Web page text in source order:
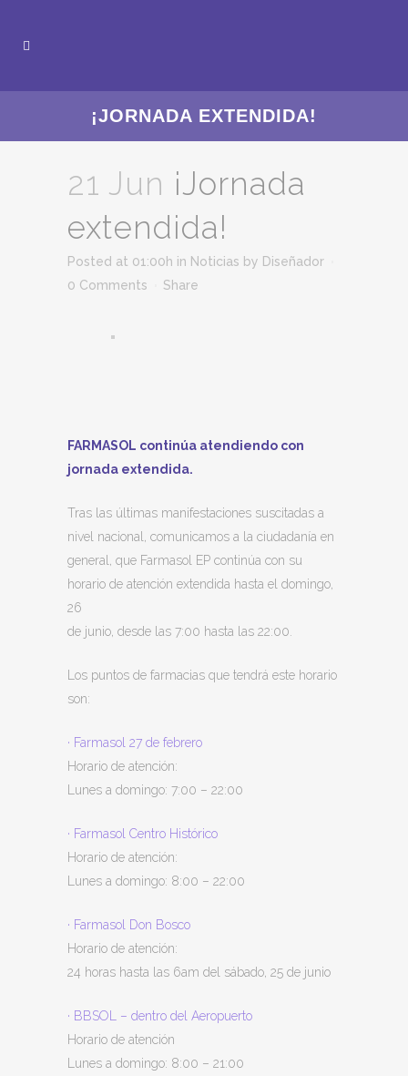
¡JORNADA EXTENDIDA!
21 Jun ¡Jornada
extendida!
Posted at 01:00h in Noticias by Diseñador
0 Comments
Share
FARMASOL continúa atendiendo con
jornada extendida.
Tras las últimas manifestaciones suscitadas a
nivel nacional, comunicamos a la ciudadanía en
general, que Farmasol EP continúa con su
horario de atención extendida hasta el domingo,
26
de junio, desde las 7:00 hasta las 22:00.
Los puntos de farmacias que tendrá este horario
son:
· Farmasol 27 de febrero
Horario de atención:
Lunes a domingo: 7:00 – 22:00
· Farmasol Centro Histórico
Horario de atención:
Lunes a domingo: 8:00 – 22:00
· Farmasol Don Bosco
Horario de atención:
24 horas hasta las 6am del sábado, 25 de junio
· BBSOL – dentro del Aeropuerto
Horario de atención
Lunes a domingo: 8:00 – 21:00